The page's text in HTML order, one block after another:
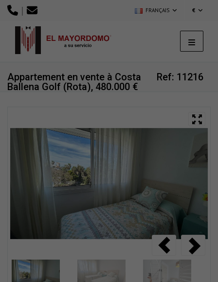
| FRANÇAIS €
Ref: 11216
Appartement en vente à Costa
Ballena Golf (Rota), 480.000 €